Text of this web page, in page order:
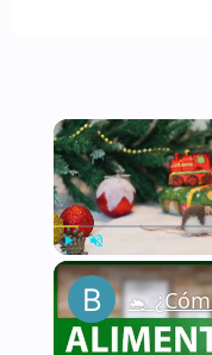
Play Unmute